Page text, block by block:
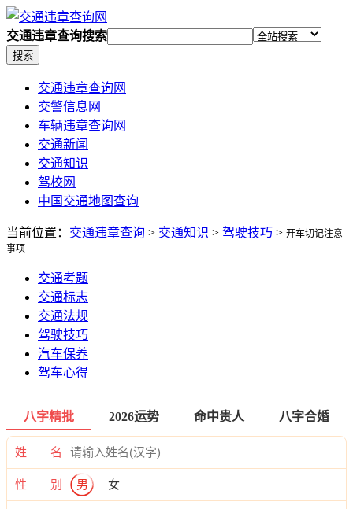
交通违章查询搜索
搜索
交通违章查询网
交警信息网
车辆违章查询网
交通新闻
交通知识
驾校网
中国交通地图查询
当前位置： 交通违章查询 > 交通知识 > 驾驶技巧 > 开车切记注意
事项
交通考题
交通标志
交通法规
驾驶技巧
汽车保养
驾车心得
八字精批 2026运势 命中贵人 八字合婚
姓 名
性 别 男 女